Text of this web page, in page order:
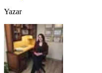
Yazar